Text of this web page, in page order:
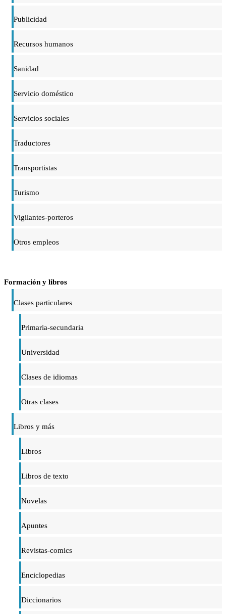
Publicidad
Recursos humanos
Sanidad
Servicio doméstico
Servicios sociales
Traductores
Transportistas
Turismo
Vigilantes-porteros
Otros empleos
Formación y libros
Clases particulares
Primaria-secundaria
Universidad
Clases de idiomas
Otras clases
Libros y más
Libros
Libros de texto
Novelas
Apuntes
Revistas-comics
Enciclopedias
Diccionarios